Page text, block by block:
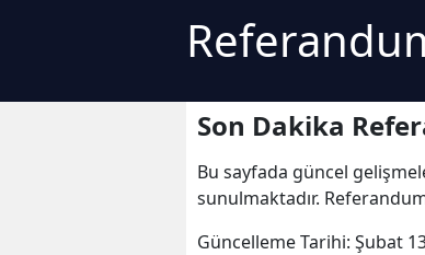
Son Dakika
Bu sayfada güncel
sunulmaktadır.
Güncelleme Tarihi: Şubat